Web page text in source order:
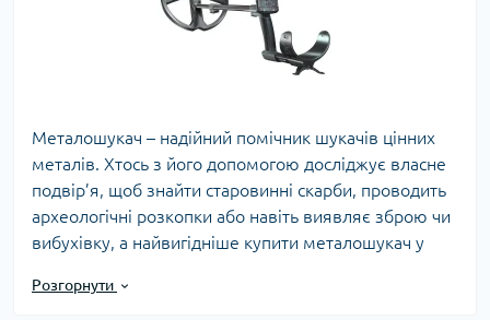
Металошукач – надійний помічник шукачів цінних
металів. Хтось з його допомогою досліджує власне
подвір’я, щоб знайти старовинні скарби, проводить
археологічні розкопки або навіть виявляє зброю чи
вибухівку, а найвигідніше купити металошукач у
пропонуємо якісні прилади з доставкою в будь-який
Розгорнути